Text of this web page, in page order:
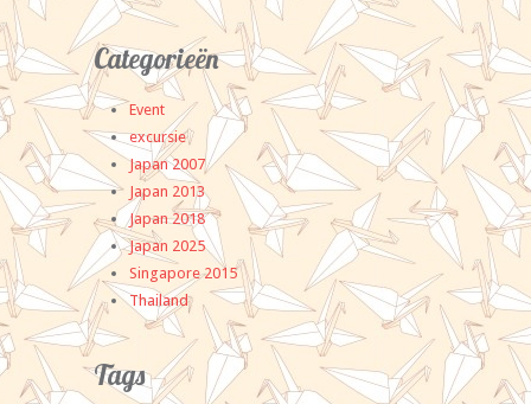
Categorieën
Event
excursie
Japan 2007
Japan 2013
Japan 2018
Japan 2025
Singapore 2015
Thailand
Tags